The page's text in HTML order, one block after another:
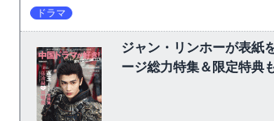
ドラマ
ジャン・リンホーが表紙
ージ総力特集＆限定特典